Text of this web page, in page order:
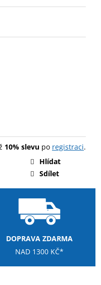
10% slevu po registraci.
Hlídat
Sdílet
DOPRAVA ZDARMA
NAD 1300 KČ*